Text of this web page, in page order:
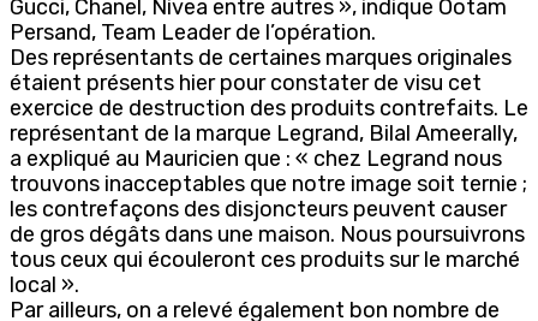
Gucci, Chanel, Nivea entre autres », indique Ootam
Persand, Team Leader de l’opération.
Des représentants de certaines marques originales
étaient présents hier pour constater de visu cet
exercice de destruction des produits contrefaits. Le
représentant de la marque Legrand, Bilal Ameerally,
a expliqué au Mauricien que : « chez Legrand nous
trouvons inacceptables que notre image soit ternie ;
les contrefaçons des disjoncteurs peuvent causer
de gros dégâts dans une maison. Nous poursuivrons
tous ceux qui écouleront ces produits sur le marché
local ».
Par ailleurs, on a relevé également bon nombre de